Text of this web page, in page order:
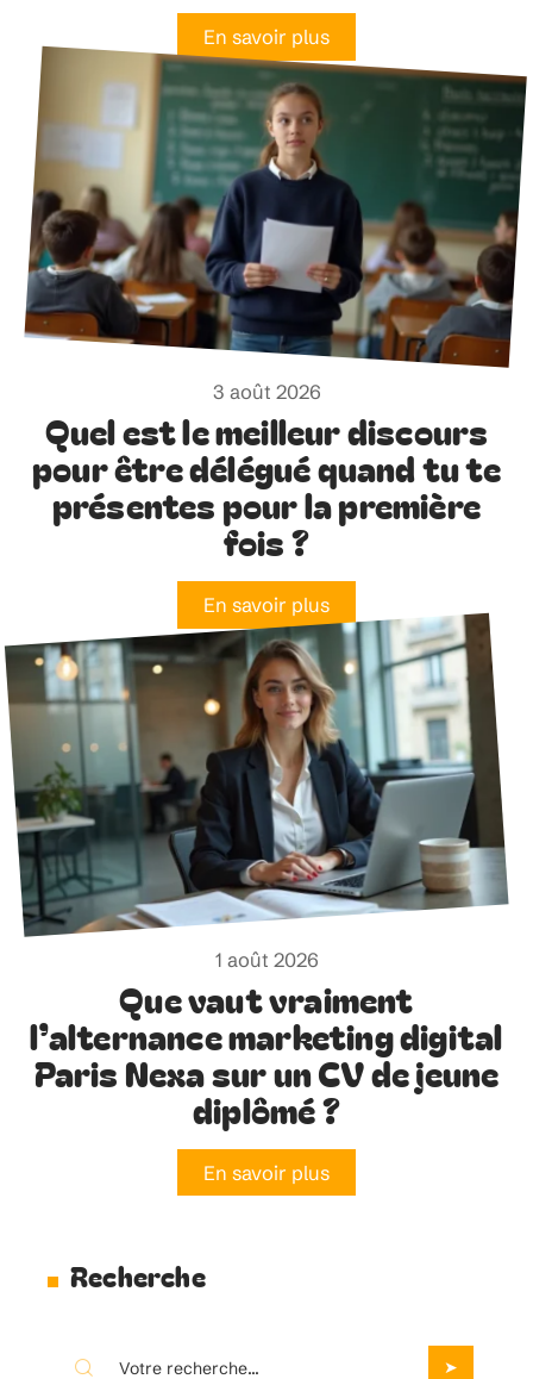
En savoir plus
3 août 2026
Quel est le meilleur discours
pour être délégué quand tu te
présentes pour la première
fois ?
En savoir plus
1 août 2026
Que vaut vraiment
l’alternance marketing digital
Paris Nexa sur un CV de jeune
diplômé ?
En savoir plus
Recherche